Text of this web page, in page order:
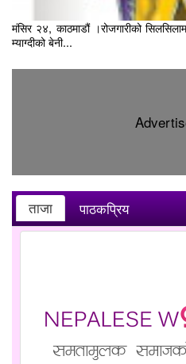
मंसिर २४, काठमाडौं ।रोजगारीको
म्याग्दीको बेनी...
ताजा पाठकप्रिय